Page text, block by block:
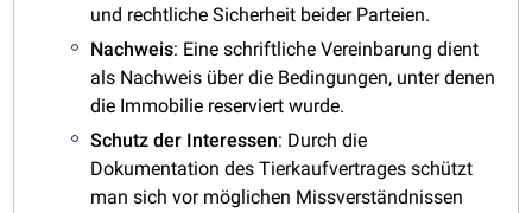
und rechtliche Sicherheit beider Parteien.
Nachweis: Eine schriftliche Vereinbarung dient
als Nachweis über die Bedingungen, unter denen
die Immobilie reserviert wurde.
Schutz der Interessen: Durch die
Dokumentation des Tierkaufvertrages schützt
man sich vor möglichen Missverständnissen